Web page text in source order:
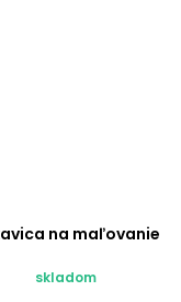
na maľovanie
skladom